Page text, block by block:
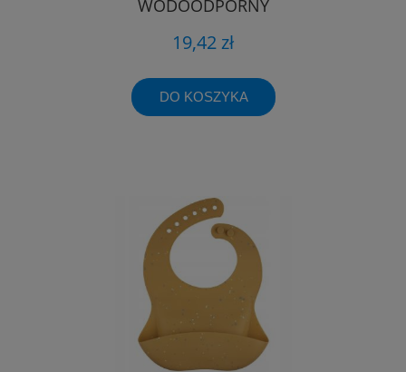
WODOODPORNY
19,42 zł
DO KOSZYKA